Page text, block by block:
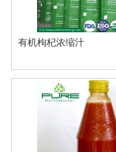
有机枸杞浓缩汁